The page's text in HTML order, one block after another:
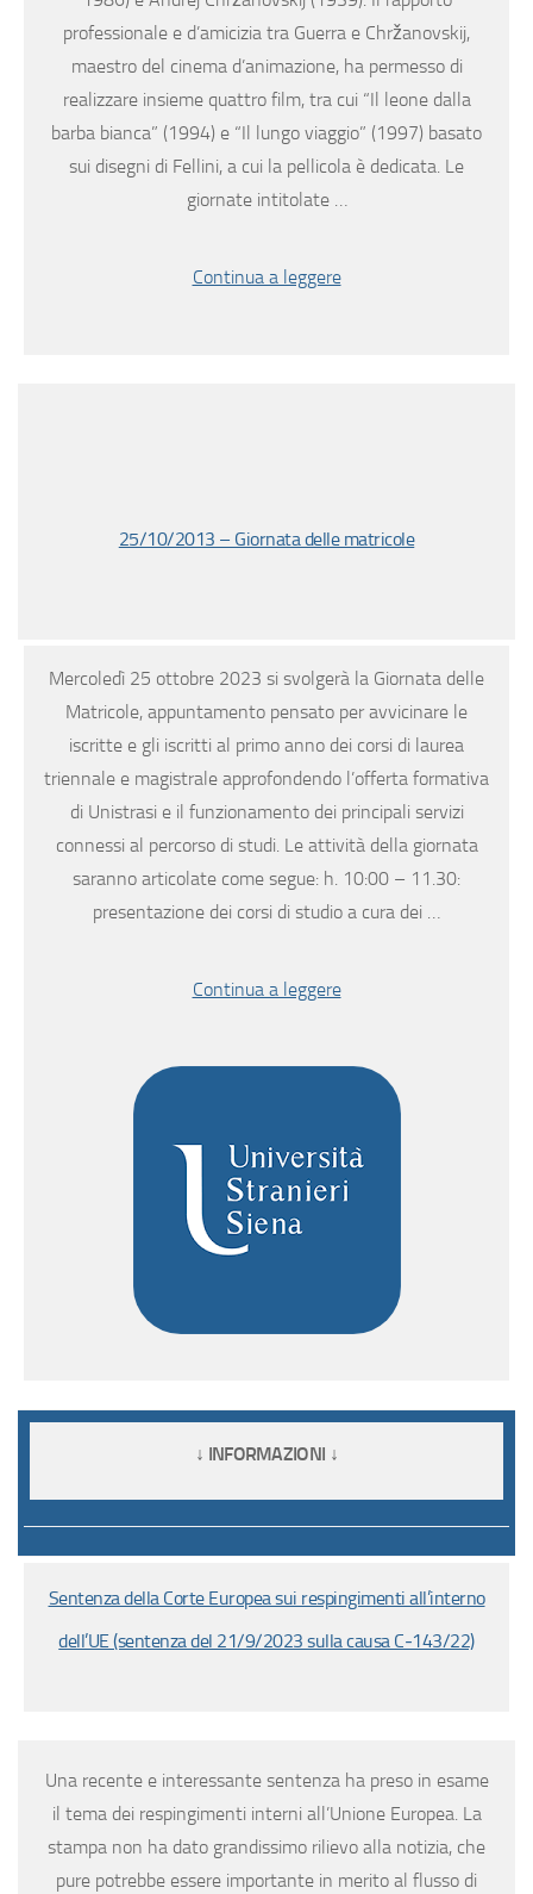
professionale e d’amicizia tra Guerra e Chržanovskij,
maestro del cinema d’animazione, ha permesso di
realizzare insieme quattro film, tra cui “Il leone dalla
barba bianca” (1994) e “Il lungo viaggio” (1997) basato
sui disegni di Fellini, a cui la pellicola è dedicata. Le
giornate intitolate …
Continua a leggere
25/10/2013 – Giornata delle matricole
Mercoledì 25 ottobre 2023 si svolgerà la Giornata delle
Matricole, appuntamento pensato per avvicinare le
iscritte e gli iscritti al primo anno dei corsi di laurea
triennale e magistrale approfondendo l’offerta formativa
di Unistrasi e il funzionamento dei principali servizi
connessi al percorso di studi. Le attività della giornata
saranno articolate come segue: h. 10:00 – 11.30:
presentazione dei corsi di studio a cura dei …
Continua a leggere
↓ INFORMAZIONI ↓
Sentenza della Corte Europea sui respingimenti all’interno
dell’UE (sentenza del 21/9/2023 sulla causa C‑143/22)
Una recente e interessante sentenza ha preso in esame
il tema dei respingimenti interni all’Unione Europea. La
stampa non ha dato grandissimo rilievo alla notizia, che
pure potrebbe essere importante in merito al flusso di